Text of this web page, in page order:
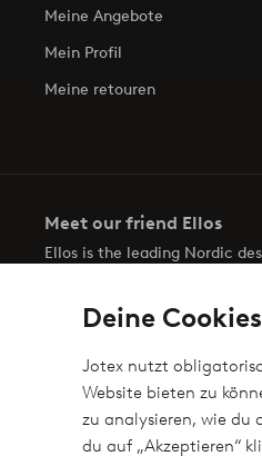
Deine
Jotex nutzt
Website bieten zu
zu analysieren, wie du
du auf „Akzeptieren“
Meine Angebote
Mein Profil
Meine retouren
Meet our friend Ellos
Ellos is the leading Nordic
Sichere Zahlungen -